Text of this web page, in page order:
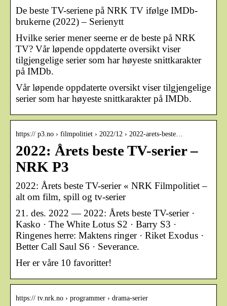
De beste TV-seriene på NRK TV ifølge IMDb-
brukerne (2022) – Serienytt
Hvilke serier mener seerne er de beste på NRK
TV? Vår løpende oppdaterte oversikt viser
tilgjengelige serier som har høyeste snittkarakter
på IMDb.
Vår løpende oppdaterte oversikt viser tilgjengelige
serier som har høyeste snittkarakter på IMDb.
https:// p3.no › filmpolitiet › 2022/12 › 2022-arets-beste…
2022: Årets beste TV-serier –
NRK P3
2022: Årets beste TV-serier « NRK Filmpolitiet –
alt om film, spill og tv-serier
21. des. 2022 — 2022: Årets beste TV-serier ·
Kasko · The White Lotus S2 · Barry S3 ·
Ringenes herre: Maktens ringer · Riket Exodus ·
Better Call Saul S6 · Severance.
Her er våre 10 favoritter!
https:// tv.nrk.no › programmer › drama-serier